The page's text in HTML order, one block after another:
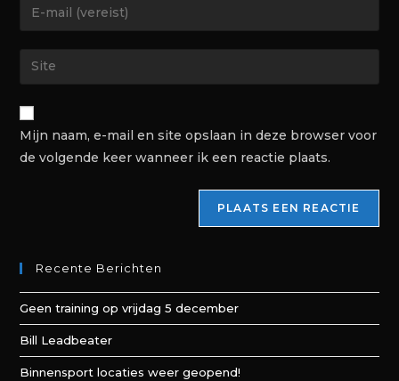
Mijn naam, e-mail en site opslaan in deze browser voor
de volgende keer wanneer ik een reactie plaats.
Recente Berichten
Geen training op vrijdag 5 december
Bill Leadbeater
Binnensport locaties weer geopend!